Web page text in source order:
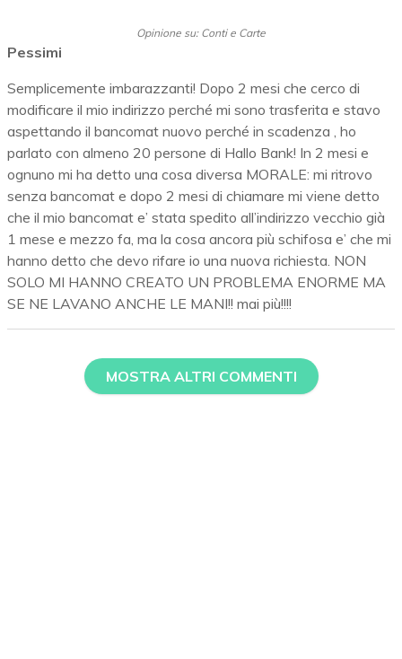
Opinione su: Conti e Carte
Pessimi
Semplicemente imbarazzanti! Dopo 2 mesi che cerco di
modificare il mio indirizzo perché mi sono trasferita e stavo
aspettando il bancomat nuovo perché in scadenza , ho
parlato con almeno 20 persone di Hallo Bank! In 2 mesi e
ognuno mi ha detto una cosa diversa MORALE: mi ritrovo
senza bancomat e dopo 2 mesi di chiamare mi viene detto
che il mio bancomat e’ stata spedito all’indirizzo vecchio già
1 mese e mezzo fa, ma la cosa ancora più schifosa e’ che mi
hanno detto che devo rifare io una nuova richiesta. NON
SOLO MI HANNO CREATO UN PROBLEMA ENORME MA
SE NE LAVANO ANCHE LE MANI!! mai più!!!!
MOSTRA ALTRI COMMENTI